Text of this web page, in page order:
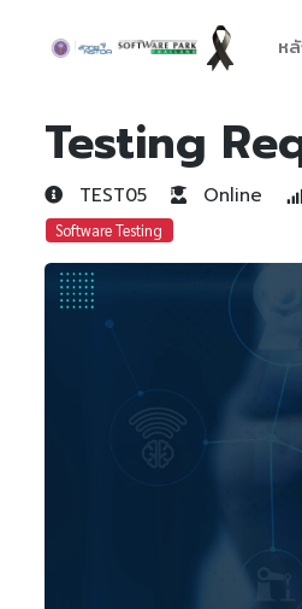
ห
Testing
TEST05 Online
Software Testing